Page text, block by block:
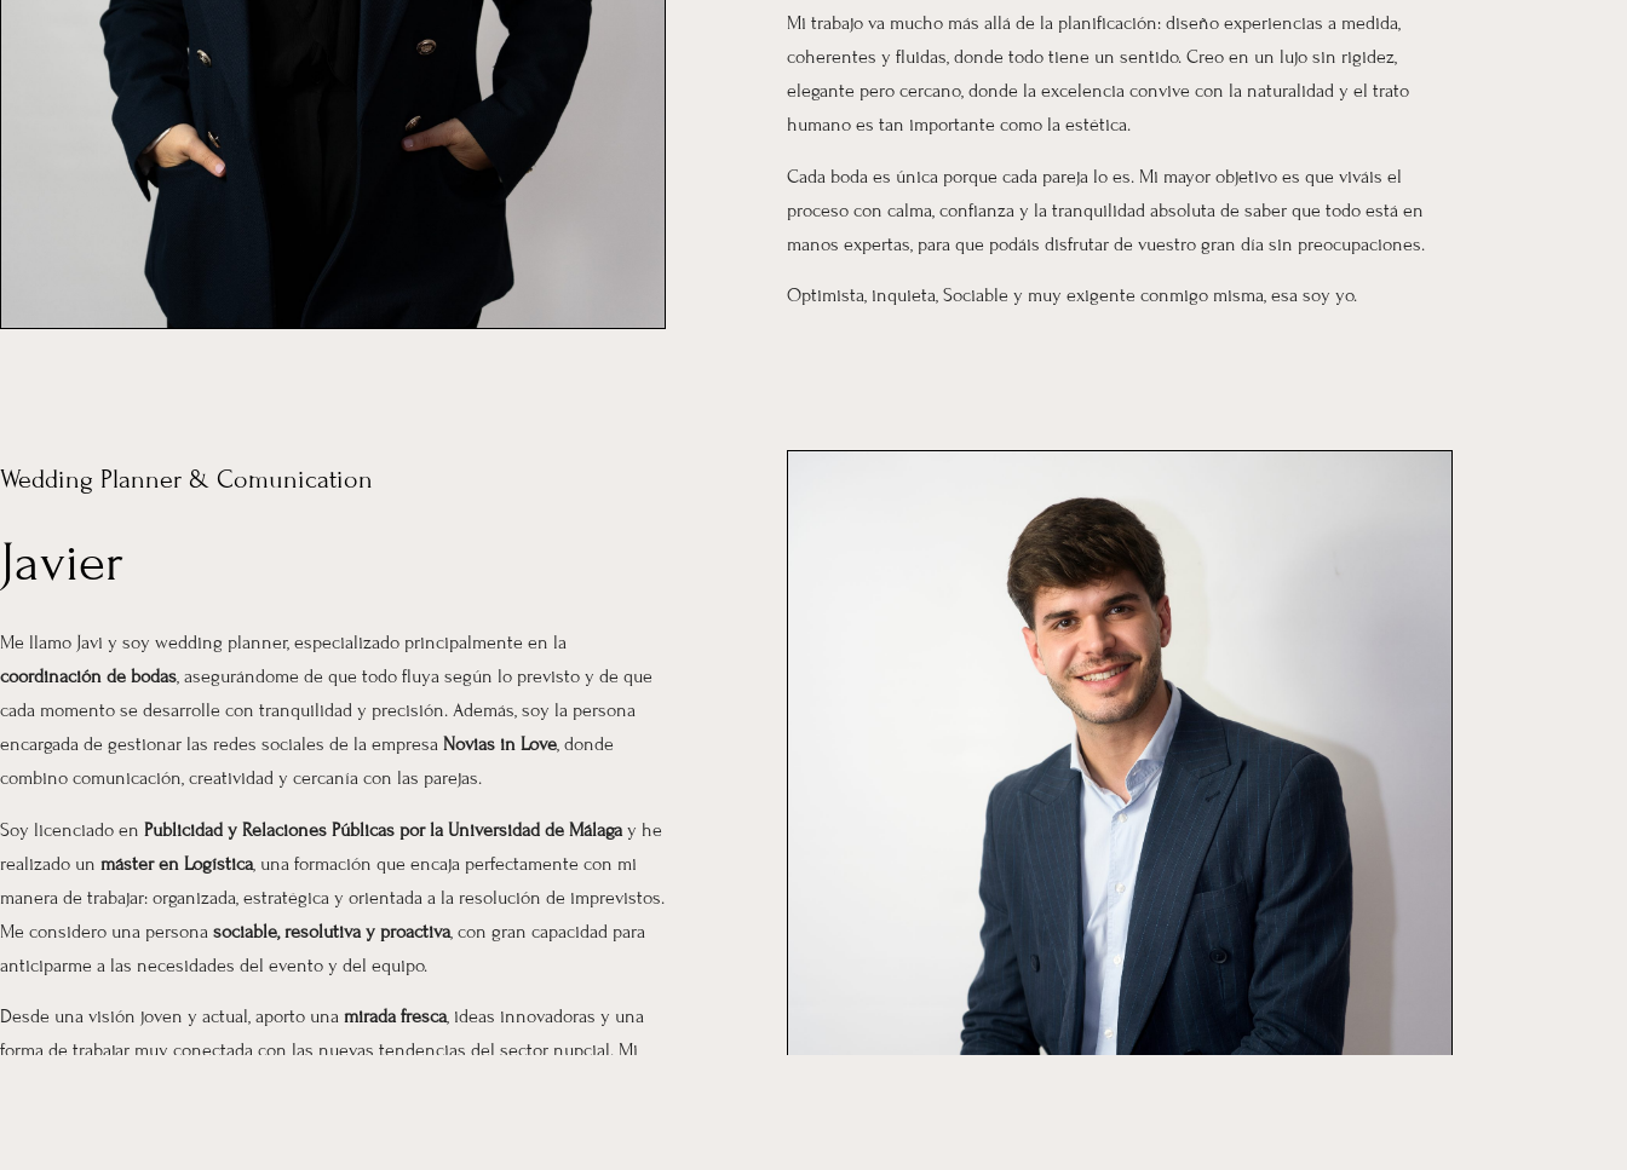
Mi trabajo va mucho más allá de la planificación: diseño experiencias a medida,
coherentes y fluidas, donde todo tiene un sentido. Creo en un lujo sin rigidez,
elegante pero cercano, donde la excelencia convive con la naturalidad y el trato
humano es tan importante como la estética.
Cada boda es única porque cada pareja lo es. Mi mayor objetivo es que viváis el
proceso con calma, confianza y la tranquilidad absoluta de saber que todo está en
manos expertas, para que podáis disfrutar de vuestro gran día sin preocupaciones.
Optimista, inquieta, Sociable y muy exigente conmigo misma, esa soy yo.
Wedding Planner & Comunication
Javier
Me llamo Javi y soy wedding planner, especializado principalmente en la
coordinación de bodas, asegurándome de que todo fluya según lo previsto y de que
cada momento se desarrolle con tranquilidad y precisión. Además, soy la persona
encargada de gestionar las redes sociales de la empresa Novias in Love, donde
combino comunicación, creatividad y cercanía con las parejas.
Soy licenciado en Publicidad y Relaciones Públicas por la Universidad de Málagay he
realizado un máster en Logística, una formación que encaja perfectamente con mi
manera de trabajar: organizada, estratégica y orientada a la resolución de imprevistos.
Me considero una persona sociable, resolutiva y proactiva, con gran capacidad para
anticiparme a las necesidades del evento y del equipo.
Desde una visión joven y actual, aporto una mirada fresca, ideas innovadoras y una
forma de trabajar muy conectada con las nuevas tendencias del sector nupcial. Mi